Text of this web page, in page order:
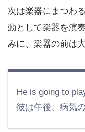
次は楽器にまつわ
動として楽器を演
みに、楽器の前は
He is going to
彼は午後、病気